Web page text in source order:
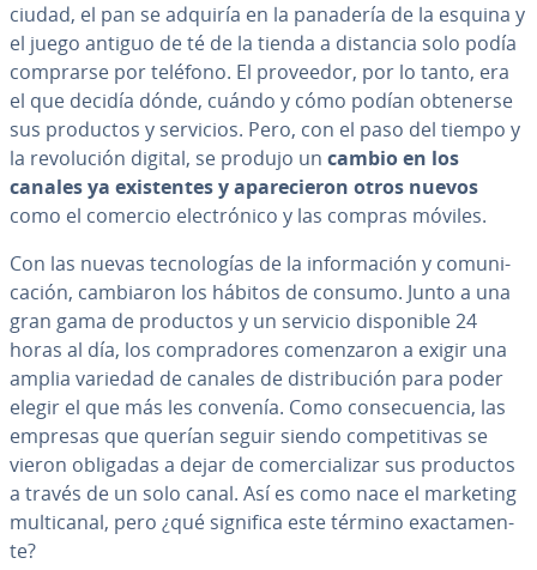
ciudad, el pan se adquiría en la panadería de la esquina y
el juego antiguo de té de la tienda a distancia solo podía
comprarse por teléfono. El proveedor, por lo tanto, era
el que decidía dónde, cuándo y cómo podían obtenerse
sus productos y servicios. Pero, con el paso del tiempo y
la re­vo­lu­ción digital, se produjo un cambio en los
canales ya exi­s­te­n­tes y apa­re­cie­ron otros nuevos
como el comercio ele­c­tró­ni­co y las compras móviles.
Con las nuevas te­c­no­lo­gías de la in­fo­r­ma­ción y co­mu­ni­
ca­ción, cambiaron los hábitos de consumo. Junto a una
gran gama de productos y un servicio di­s­po­ni­ble 24
horas al día, los co­m­pra­do­res co­me­n­za­ron a exigir una
amplia variedad de canales de di­s­tri­bu­ción para poder
elegir el que más les convenía. Como co­n­se­cue­n­cia, las
empresas que querían seguir siendo co­m­pe­ti­ti­vas se
vieron obligadas a dejar de co­me­r­cia­li­zar sus productos
a través de un solo canal. Así es como nace el marketing
mu­l­ti­ca­nal, pero ¿qué significa este término exac­ta­me­n­
te?